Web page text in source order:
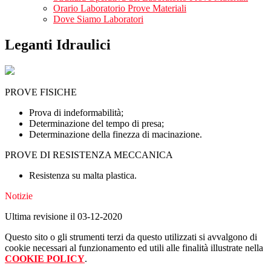
Orario Laboratorio Prove Materiali
Dove Siamo Laboratori
Leganti Idraulici
PROVE FISICHE
Prova di indeformabilità;
Determinazione del tempo di presa;
Determinazione della finezza di macinazione.
PROVE DI RESISTENZA MECCANICA
Resistenza su malta plastica.
Notizie
Ultima revisione il 03-12-2020
Questo sito o gli strumenti terzi da questo utilizzati si avvalgono di
cookie necessari al funzionamento ed utili alle finalità illustrate nella
COOKIE POLICY.